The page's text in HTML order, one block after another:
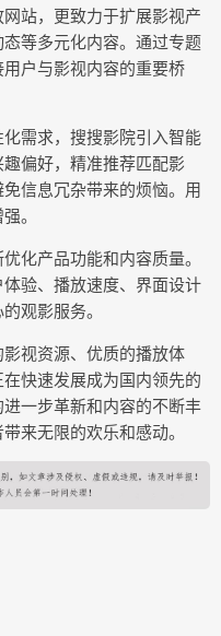
站，更致力于扩展影视产
等多元化内容。通过专题
户与影视内容的重要桥
需求，搜搜影院引入智能
偏好，精准推荐匹配影
信息冗杂带来的烦恼。用
。
化产品功能和内容质量。
验、播放速度、界面设计
观影服务。
视资源、优质的播放体
快速发展成为国内领先的
一步革新和内容的不断丰
来无限的欢乐和感动。